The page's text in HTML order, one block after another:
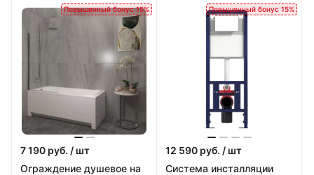
Повышенный бонус 15%
7 190 руб. / шт
Ограждение душевое на
Повышенный бонус 15%
12 590 руб. / шт
Система инсталляции